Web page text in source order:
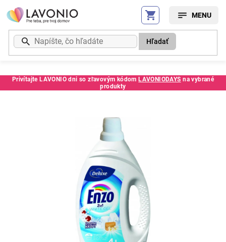
Prejsť
na
obsah
Privítajte LAVONIO dni so zľavovým kódom LAVONIODAYS na vybrané
produkty
Hľadať
Kód: 816CD42